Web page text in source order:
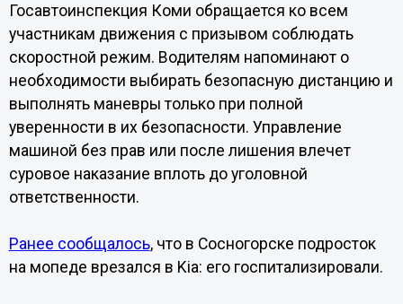
Госавтоинспекция Коми обращается ко всем
участникам движения с призывом соблюдать
скоростной режим. Водителям напоминают о
необходимости выбирать безопасную дистанцию и
выполнять маневры только при полной
уверенности в их безопасности. Управление
машиной без прав или после лишения влечет
суровое наказание вплоть до уголовной
ответственности.
Ранее сообщалось, что в Сосногорске подросток
на мопеде врезался в Kia: его госпитализировали.